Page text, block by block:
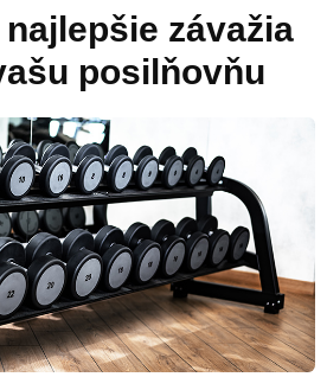
závažia
posilňovňu